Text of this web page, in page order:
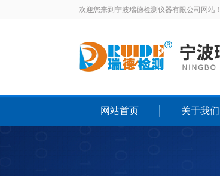
欢迎您来到宁波瑞德检测仪器有限公司网站！
网站首页 关于我们